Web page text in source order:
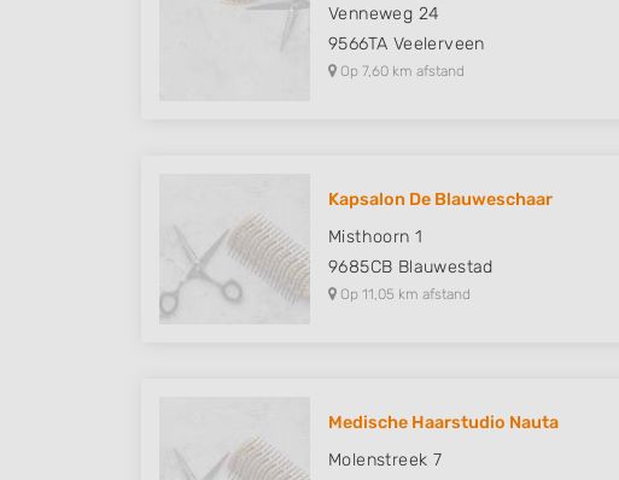
Venneweg 24
9566TA Veelerveen
Op 7,60 km afstand
Kapsalon De Blauweschaar
Misthoorn 1
9685CB Blauwestad
Op 11,05 km afstand
Medische Haarstudio Nauta
Molenstreek 7